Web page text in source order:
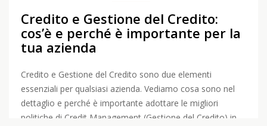
Credito e Gestione del Credito:
cos’è e perché è importante per la
tua azienda
Credito e Gestione del Credito sono due elementi
essenziali per qualsiasi azienda. Vediamo cosa sono nel
dettaglio e perché è importante adottare le migliori
politiche di Credit Management (Gestione del Credito) in